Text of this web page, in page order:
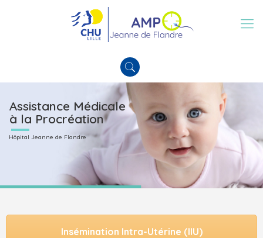
Assistance Médicale
à la Procréation
Hôpital Jeanne de Flandre
Insémination Intra-Utérine (IIU)